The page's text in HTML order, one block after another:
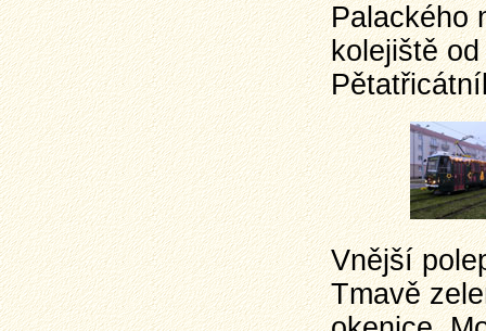
Palackého
kolejiště
Vnější
Tmavě